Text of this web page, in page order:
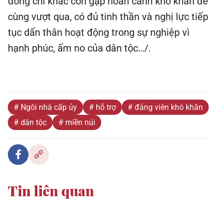
cùng vượt qua, có đủ tinh thần và nghị lực tiếp
tục dấn thân hoạt động trong sự nghiệp vì
hạnh phúc, ấm no của dân tộc…/.
# Ngôi nhà cấp ủy # hỗ trợ
# đảng viên khó khăn
# dân tộc
# miền núi
Tin liên quan